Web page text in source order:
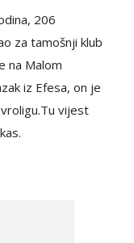
206
za tamošnji klub
na Malom
iz Efesa, on je
vijest